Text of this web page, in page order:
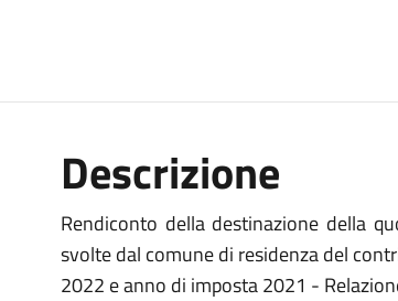
Descrizione
Rendiconto della destinazione della
svolte dal comune di residenza del
2022 e anno di imposta 2021 -